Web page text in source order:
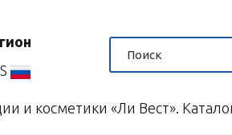
и косметики «Ли Вест».